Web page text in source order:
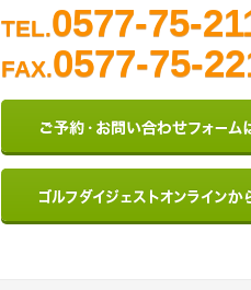
TEL.0577-75-
FAX.0577-75-